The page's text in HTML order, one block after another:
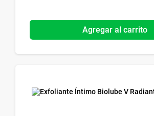
Agregar al carrito